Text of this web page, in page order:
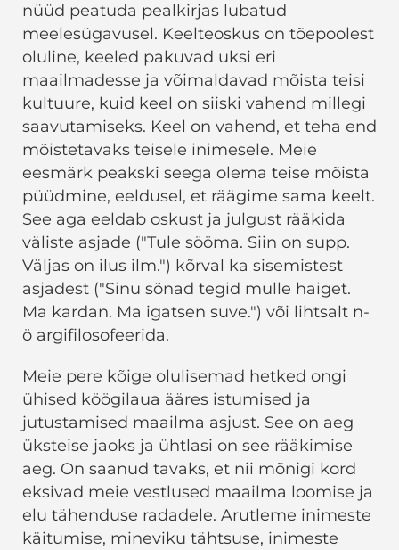
nüüd peatuda pealkirjas lubatud
meelesügavusel. Keelteoskus on tõepoolest
oluline, keeled pakuvad uksi eri
maailmadesse ja võimaldavad mõista teisi
kultuure, kuid keel on siiski vahend millegi
saavutamiseks. Keel on vahend, et teha end
mõistetavaks teisele inimesele. Meie
eesmärk peakski seega olema teise mõista
püüdmine, eeldusel, et räägime sama keelt.
See aga eeldab oskust ja julgust rääkida
väliste asjade ("Tule sööma. Siin on supp.
Väljas on ilus ilm.") kõrval ka sisemistest
asjadest ("Sinu sõnad tegid mulle haiget.
Ma kardan. Ma igatsen suve.") või lihtsalt n-
ö argifilosofeerida.
Meie pere kõige olulisemad hetked ongi
ühised köögilaua ääres istumised ja
jutustamised maailma asjust. See on aeg
üksteise jaoks ja ühtlasi on see rääkimise
aeg. On saanud tavaks, et nii mõnigi kord
eksivad meie vestlused maailma loomise ja
elu tähenduse radadele. Arutleme inimeste
käitumise, mineviku tähtsuse, inimeste